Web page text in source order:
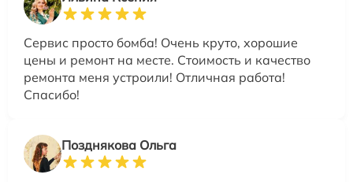
Сервис просто бомба! Очень круто, хорошие
цены и ремонт на месте. Стоимость и качество
ремонта меня устроили! Отличная работа!
Спасибо!
Позднякова Ольга